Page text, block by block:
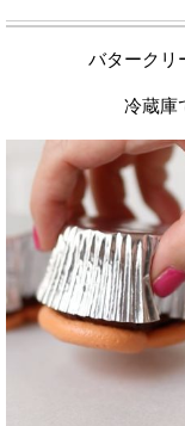
バタークリ
冷蔵庫